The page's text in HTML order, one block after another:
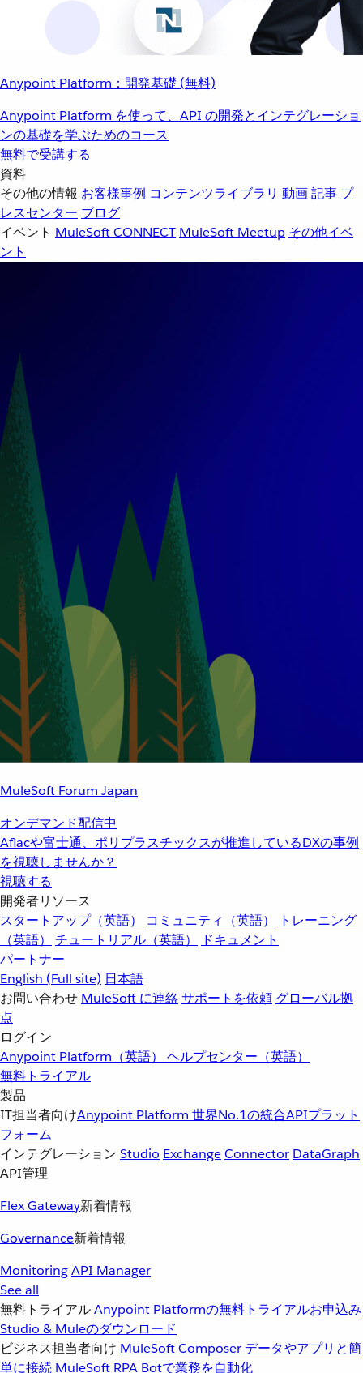
Anypoint Platform：開発基礎 (無料)
Anypoint Platform を使って、API の開発とインテグレーショ
ンの基礎を学ぶためのコース
無料で受講する
資料
その他の情報 お客様事例 コンテンツライブラリ 動画記事 プ
レスセンター ブログ
イベント MuleSoft CONNECT MuleSoft Meetup その他イベ
ント
MuleSoft Forum Japan
オンデマンド配信中
Aflacや富士通、ポリプラスチックスが推進しているDXの事例
を視聴しませんか？
視聴する
開発者リソース
スタートアップ（英語）
コミュニティ（英語）
トレーニング
（英語）
チュートリアル（英語）
ドキュメント
パートナー
English (Full site) 日本語
お問い合わせ MuleSoft に連絡サポートを依頼 グローバル拠
点
ログイン
Anypoint Platform（英語） ヘルプセンター（英語）
無料トライアル
製品
IT担当者向けAnypoint Platform 世界No.1の統合APIプラット
フォーム
インテグレーション Studio ExchangeConnector DataGraph
API管理
Flex Gateway新着情報
Governance新着情報
MonitoringAPI Manager
See all
無料トライアルAnypoint Platformの無料トライアルお申込み
Studio & Muleのダウンロード
ビジネス担当者向け MuleSoft Composer データやアプリと簡
単に接続 MuleSoft RPA Botで業務を自動化